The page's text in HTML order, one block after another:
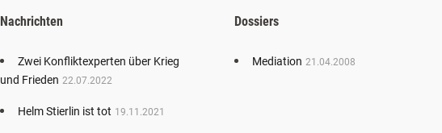
Nachrichten
Zwei Konfliktexperten über Krieg
und Frieden 22.07.2022
Helm Stierlin ist tot 19.11.2021
Dossiers
Mediation 21.04.2008